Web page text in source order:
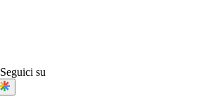
Seguici su